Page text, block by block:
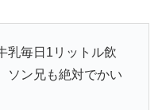
乳毎日1リットル飲
ソン兄も絶対でかい